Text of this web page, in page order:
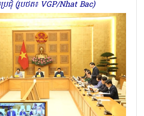
ប្រជុំ (រូបថត៖ VGP/Nhat Bac)